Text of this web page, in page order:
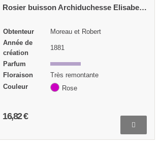
Rosier buisson Ardoisée de Lyon
Année de
création
Parfum
Floraison
Très remontante
Couleur
Rose
Exposition
Mi-ombre Soleil
16,82 €